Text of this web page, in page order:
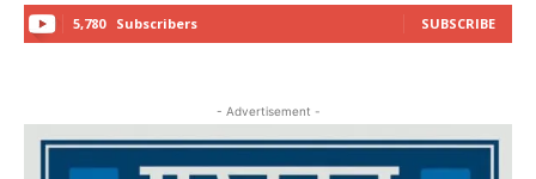
5,780 Subscribers SUBSCRIBE
- Advertisement -